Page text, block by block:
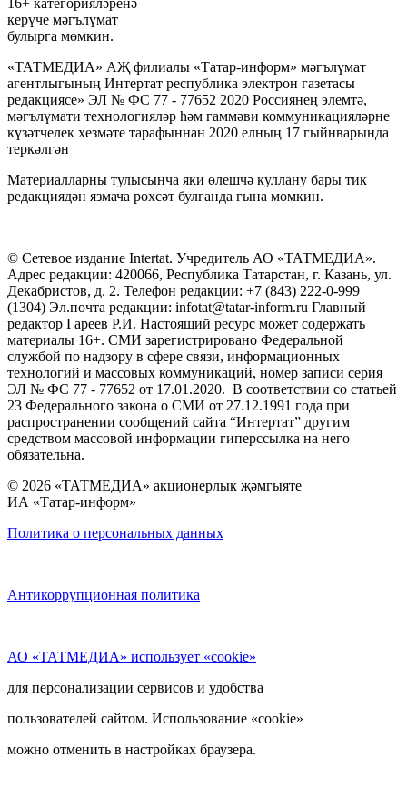
керүче мәгълүмат
булырга мөмкин.
«ТАТМЕДИА» АҖ филиалы «Татар-информ» мәгълүмат
агентлыгының Интертат республика электрон газетасы
редакциясе» ЭЛ № ФС 77 - 77652 2020 Россиянең элемтә,
мәгълүмати технологияләр һәм гаммәви коммуникацияләрне
күзәтчелек хезмәте тарафыннан 2020 елның 17 гыйнварында
теркәлгән
Материалларны тулысынча яки өлешчә куллану бары тик
редакциядән язмача рөхсәт булганда гына мөмкин.
© Сетевое издание Intertat. Учредитель АО «ТАТМЕДИА».
Адрес редакции: 420066, Республика Татарстан, г. Казань, ул.
Декабристов, д. 2. Телефон редакции: +7 (843) 222-0-999
(1304) Эл.почта редакции: infotat@tatar-inform.ru Главный
редактор Гареев Р.И. Настоящий ресурс может содержать
материалы 16+. СМИ зарегистрировано Федеральной
службой по надзору в сфере связи, информационных
технологий и массовых коммуникаций, номер записи серия
ЭЛ № ФС 77 - 77652 от 17.01.2020. В соответствии со статьей
23 Федерального закона о СМИ от 27.12.1991 года при
распространении сообщений сайта “Интертат” другим
средством массовой информации гиперссылка на него
обязательна.
© 2026 «ТАТМЕДИА» акционерлык җәмгыяте
ИА «Татар-информ»
Политика о персональных данных
Антикоррупционная политика
АО «ТАТМЕДИА» использует «cookie»
для персонализации сервисов и удобства
пользователей сайтом. Использование «cookie»
можно отменить в настройках браузера.